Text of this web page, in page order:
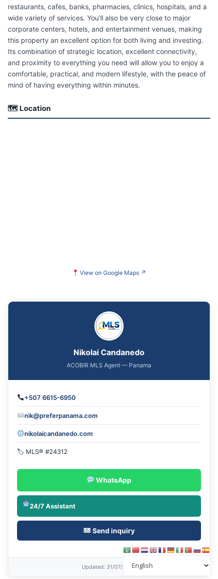
restaurants, cafes, banks, pharmacies, clinics, hospitals, and a
wide variety of services. You’ll also be very close to major
corporate centers, hotels, and entertainment venues, making
this property an excellent option for both living and investing.
Its combination of strategic location, excellent connectivity,
and proximity to everything you need will allow you to enjoy a
comfortable, practical, and modern lifestyle, with the peace of
mind of having everything within minutes.
🗺 Location
View on Google Maps ↗
Nikolai Candanedo
ACOBIR MLS Agent — Panama
+507 6615-6950
nik@preferpanama.com
nikolaicandanedo.com
🏷 MLS® #24312
WhatsApp
24/7 Assistant
Send inquiry
Updated: 31/07/2026